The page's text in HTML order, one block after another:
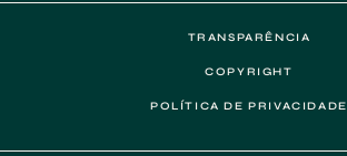
TRANSPARÊNCIA
COPYRIGHT
POLÍTICA DE PRIVACIDADE